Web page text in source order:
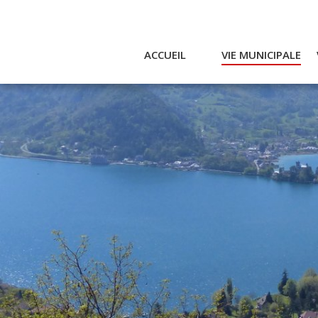
ACCUEIL VIE MUNICIPALE
Actualités et agenda
Conseil municipal
Actes
Réglementaires
Services municipaux
Intercommunalité
Emplois / Marchés
Finances